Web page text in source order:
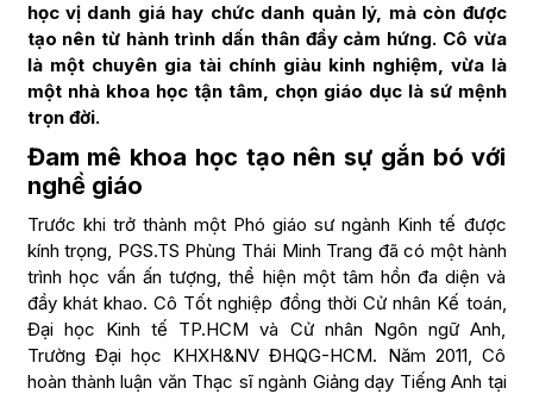
học vị danh giá hay chức danh quản lý, mà còn được
tạo nên từ hành trình dấn thân đầy cảm hứng. Cô vừa
là một chuyên gia tài chính giàu kinh nghiệm, vừa là
một nhà khoa học tận tâm, chọn giáo dục là sứ mệnh
trọn đời.
Đam mê khoa học tạo nên sự gắn bó với
nghề giáo
Trước khi trở thành một Phó giáo sư ngành Kinh tế được
kính trọng, PGS.TS Phùng Thái Minh Trang đã có một hành
trình học vấn ấn tượng, thể hiện một tâm hồn đa diện và
đầy khát khao. Cô Tốt nghiệp đồng thời Cử nhân Kế toán,
Đại học Kinh tế TP.HCM và Cử nhân Ngôn ngữ Anh,
Trường Đại học KHXH&NV ĐHQG-HCM. Năm 2011, Cô
hoàn thành luận văn Thạc sĩ ngành Giảng dạy Tiếng Anh tại